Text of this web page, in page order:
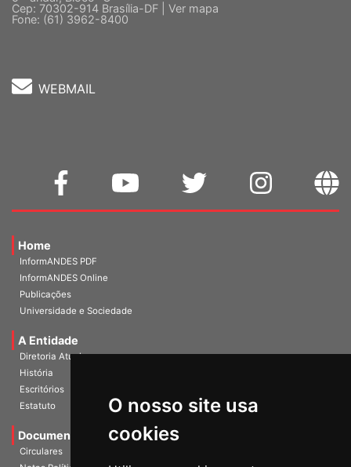
O nosso site usa
cookies
Cep: 70302-914 Brasília-DF | Ver mapa
Fone: (61) 3962-8400
WEBMAIL
Home
InformANDES PDF
InformANDES Online
Publicações
Universidade e Sociedade
A Entidade
Diretoria Atual
História
Escritórios
Estatuto
Documentos
Circulares